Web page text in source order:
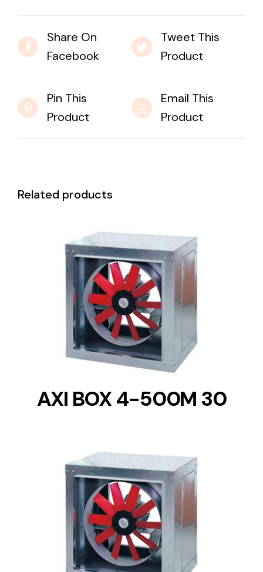
Share On
Facebook
Tweet This
Product
Pin This
Product
Email This
Product
Related products
DETAILS
AXI BOX 4-500M 30
DETAILS